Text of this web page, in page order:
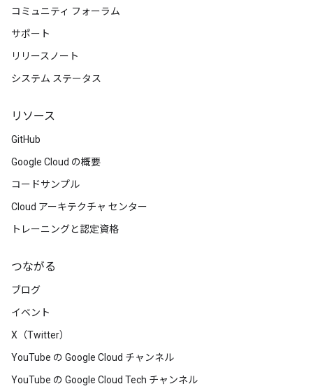
コミュニティ フォーラム
サポート
リリースノート
システム ステータス
リソース
GitHub
Google Cloud の概要
コードサンプル
Cloud アーキテクチャ センター
トレーニングと認定資格
つながる
ブログ
イベント
X（Twitter）
YouTube の Google Cloud チャンネル
YouTube の Google Cloud Tech チャンネル